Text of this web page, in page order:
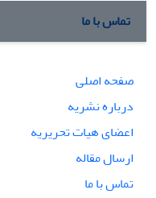
تماس با ما
صفحه اصلی
درباره نشریه
اعضای هیات تحریریه
ارسال مقاله
تماس با ما